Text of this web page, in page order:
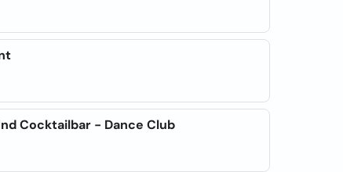
Cocktailbar - Dance Club